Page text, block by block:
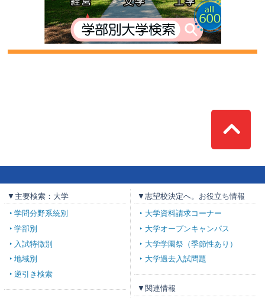
Top
▼主要検索：大学
学問分野系統別
学部別
入試特徴別
地域別
逆引き検索
▼志望校決定へ。お役立ち情報
大学資料請求コーナー
大学オープンキャンパス
大学学園祭（季節性あり）
大学過去入試問題
▼関連情報